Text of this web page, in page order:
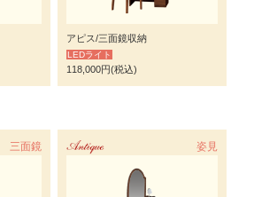
アピス/三面鏡収納
LEDライト
118,000円(税込)
三面鏡 姿見